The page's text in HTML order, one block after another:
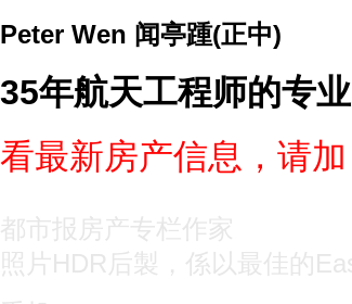
Peter Wen 闻亭踵(正中)
35年航天工程师的专
看最新房产信息，请
都市报房产专栏作家
照片HDR后製，係以最佳的